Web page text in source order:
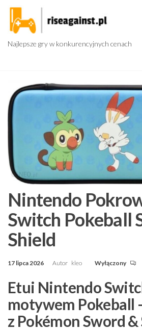
Przejdź
treści
Najlepsze gry w konkurencyjnych cenach
Nintendo
Switch Pokeball
Shield
17 lipca 2026 Autor kleo Wyłączony
Etui Nintendo
motywem Pokeball
z Pokémon Sword &